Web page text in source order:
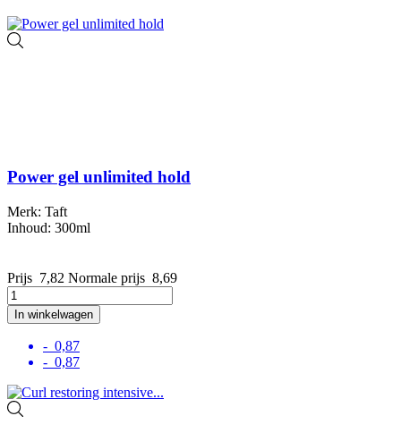
Power gel unlimited hold
Merk: Taft
Inhoud: 300ml
Prijs 7,82 Normale prijs 8,69
In winkelwagen
- 0,87
- 0,87